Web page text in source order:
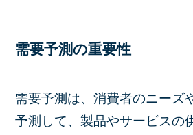
需要予測の重要性
需要予測は、消費者のニーズ
予測して、製品やサービスの